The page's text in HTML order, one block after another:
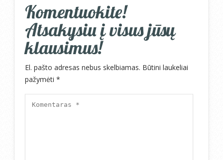
Komentuokite!
Atsakysiu į visus jūsų
klausimus!
El. pašto adresas nebus skelbiamas. Būtini laukeliai
pažymėti *